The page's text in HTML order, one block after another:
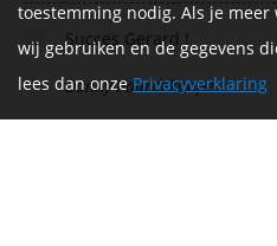
Succes Gerard !
Danny Paardekooper
toestemming nodig. Als je
wij gebruiken en de gegevens
lees dan onzePrivacyverklaring